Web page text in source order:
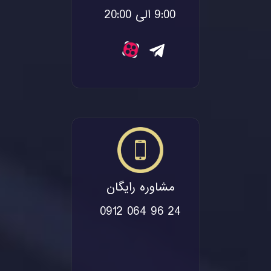
9:00 الی 20:00
مشاوره رایگان
0912 064 96 24